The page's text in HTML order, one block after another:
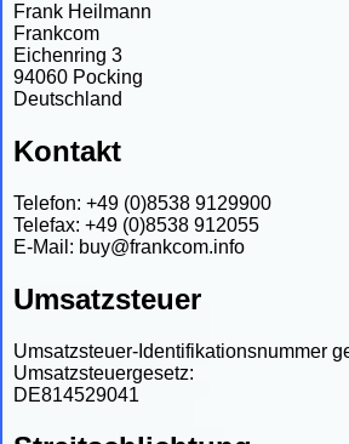
Frank Heilmann
Frankcom
Eichenring 3
94060 Pocking
Deutschland
Kontakt
Telefon: +49 (0)8538 9129900
Telefax: +49 (0)8538 912055
E-Mail: buy@frankcom.info
Umsatzsteuer
Umsatzsteuer-Identifikationsnummer
Umsatzsteuergesetz:
DE814529041